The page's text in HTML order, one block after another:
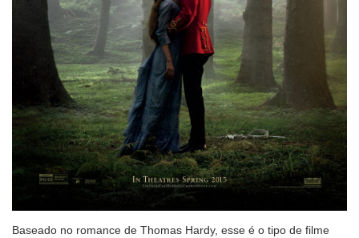
Baseado no romance de Thomas Hardy, esse é o tipo de filme